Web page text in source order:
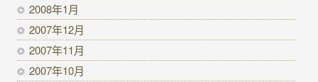
2008年1月
2007年12月
2007年11月
2007年10月